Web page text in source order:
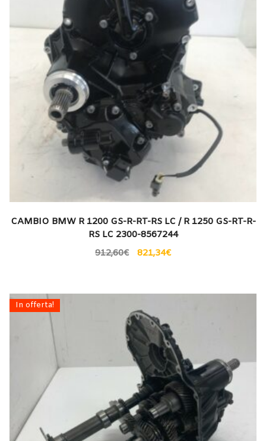
CAMBIO BMW R 1200 GS-R-RT-RS LC / R 1250 GS-RT-R-
RS LC 2300-8567244
912,60€ 821,34€
In offerta!